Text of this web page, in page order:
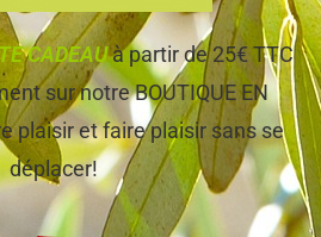
CADEAUà partir de 25€ TTC
sur notre BOUTIQUE EN
plaisir et faire plaisir sans se
déplacer!